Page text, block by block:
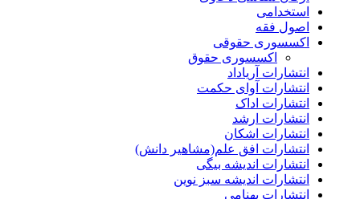
استخدامی
اصول فقه
اکسسوری حقوقی
اکسسوری حقوق
انتشارات آریاداد
انتشارات آوای حکمت
انتشارات اداک
انتشارات ارشد
انتشارات اشکان
انتشارات افق علم(مشاهیر دانش)
انتشارات اندیشه بیگی
انتشارات اندیشه سبز نوین
انتشارات بهنامی